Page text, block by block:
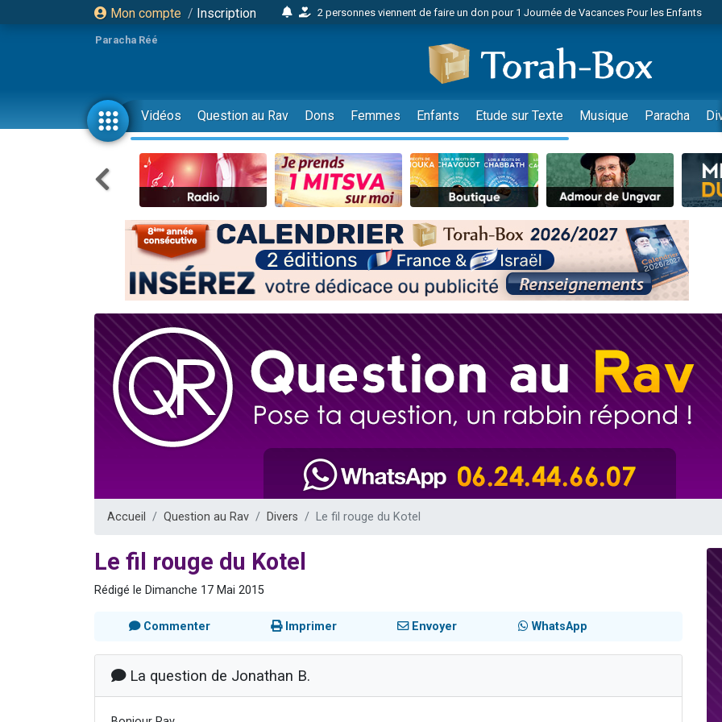
Mon compte / Inscription
2 personnes viennent de faire un don pour 1 Journée de Vacances Pour les Enfants
4 personnes viennent de nous rejoindre sur WhatsApp
Il reste 49 places pour étudier en groupe sur Zoom
23 personnes viennent de faire un don pour Diane, 80 ans, dans un appartement
Eva vient de donner son Maasser
4 personnes viennent de nous rejoindre sur WhatsApp
3 personnes viennent de nous rejoindre sur WhatsApp
3 personnes viennent de faire un don pour 5 jours de vacances aux Orphelins
Odaya vient de donner son Maasser
2 personnes viennent de nous rejoindre sur WhatsApp
13 personnes viennent de demander une bénédiction
12 nouvelles musiques dans Torah-Box Music
30 personnes viennent de faire un don pour Sauvez la jambe de Yohan
Il reste 49 places pour étudier en groupe sur Zoom
3 personnes viennent de nous rejoindre sur WhatsApp
3 personnes viennent de nous rejoindre sur WhatsApp
2 nouvelles musiques dans Torah-Box Music
4 personnes viennent de faire un don pour Reloger Rivka, 6 enfants, victime de
Paracha Réé
Vidéos Question au Rav Dons Femmes Enfants Etude sur Texte Musique Paracha
Accueil Question au Rav Divers Le fil rouge du Kotel
Le fil rouge du Kotel
Rédigé le Dimanche 17 Mai 2015
Commenter Imprimer Envoyer WhatsApp
La question de Jonathan B.